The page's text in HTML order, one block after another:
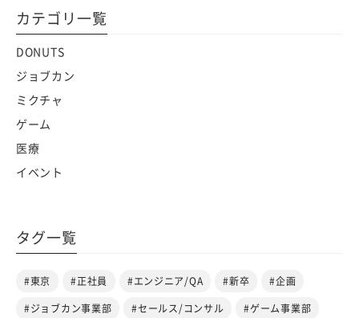
カテゴリ一覧
DONUTS
ジョブカン
ミクチャ
ゲーム
医療
イベント
タグ一覧
#東京 #正社員 #エンジニア/QA #新卒 #企画
#ジョブカン事業部 #セールス/コンサル #ゲーム事業部